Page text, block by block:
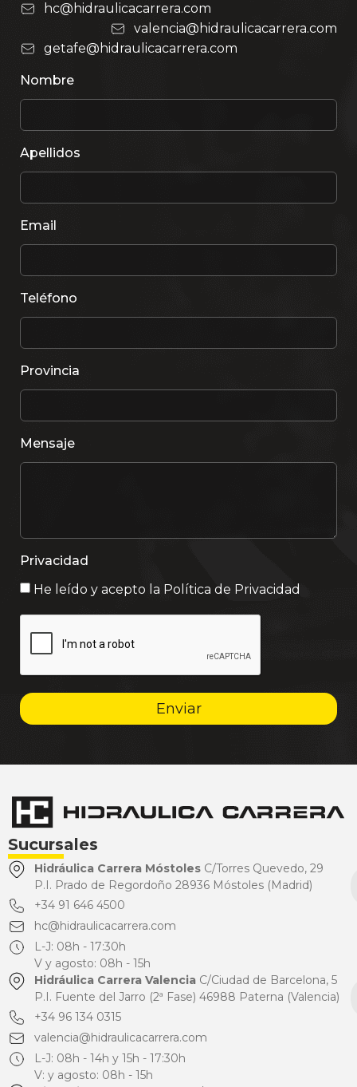
hc@hidraulicacarrera.com
valencia@hidraulicacarrera.com
getafe@hidraulicacarrera.com
Nombre
Apellidos
Email
Teléfono
Provincia
Mensaje
Privacidad
He leído y acepto la Política de Privacidad
Enviar
Sucursales
Hidráulica Carrera MóstolesC/Torres Quevedo, 29
P.I. Prado de Regordoño 28936 Móstoles (Madrid)
+34 91 646 4500
hc@hidraulicacarrera.com
L-J: 08h - 17:30h
V y agosto: 08h - 15h
Hidráulica Carrera ValenciaC/Ciudad de Barcelona, 5
P.I. Fuente del Jarro (2ª Fase) 46988 Paterna (Valencia)
+34 96 134 0315
valencia@hidraulicacarrera.com
L-J: 08h - 14h y 15h - 17:30h
V: y agosto: 08h - 15h